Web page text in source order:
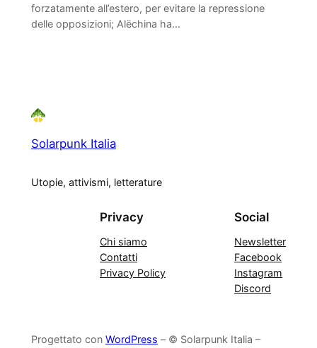
forzatamente all’estero, per evitare la repressione
delle opposizioni; Alëchina ha…
Solarpunk Italia
Utopie, attivismi, letterature
Privacy
Chi siamo
Contatti
Privacy Policy
Social
Newsletter
Facebook
Instagram
Discord
Progettato con WordPress – © Solarpunk Italia –